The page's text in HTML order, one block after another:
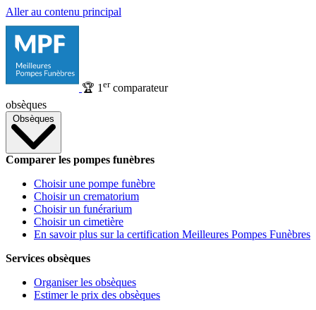
Aller au contenu principal
🏆 1 ercomparateur
obsèques
Obsèques
Comparer les pompes funèbres
Choisir une pompe funèbre
Choisir un crematorium
Choisir un funérarium
Choisir un cimetière
En savoir plus sur la certification Meilleures Pompes Funèbres
Services obsèques
Organiser les obsèques
Estimer le prix des obsèques